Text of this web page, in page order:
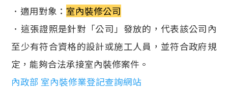
．適用對象： 室內裝修公司
．這張證照是針對「公司」發放的，代表該公司內
至少有符合資格的設計或施工人員，並符合政府規
定，能夠合法承接室內裝修案件。
內政部 室內裝修業登記查詢網站